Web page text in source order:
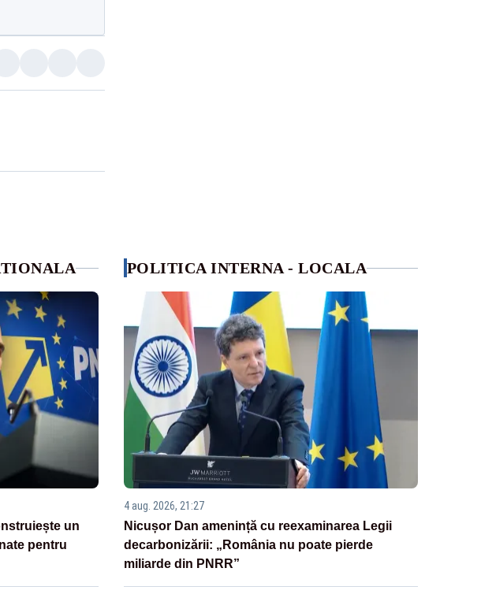
un
pentru
POLITICA INTERNA - LOCALA
4 aug. 2026, 21:27
Nicușor Dan amenință cu reexaminarea Legii
decarbonizării: „România nu poate pierde
miliarde din PNRR”